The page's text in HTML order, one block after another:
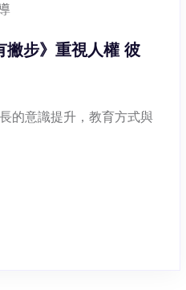
撇步》重視人權 彼
意識提升，教育方式與